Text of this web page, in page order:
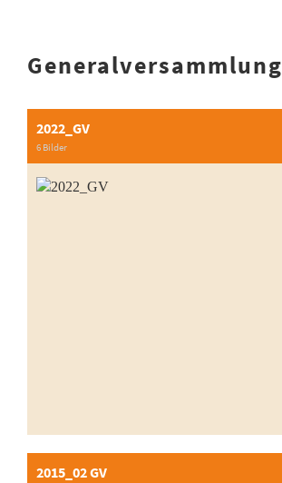
Generalversammlung
2022_GV
6 Bilder
2015_02 GV